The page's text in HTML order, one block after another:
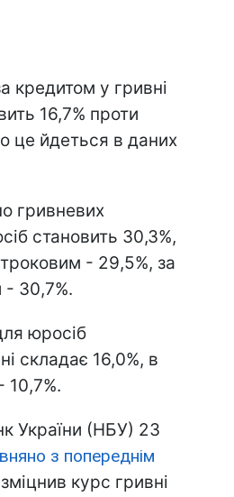
кредитом у гривні
16,7% проти
це йдеться в даних
гривневих
становить 30,3%,
- 29,5%, за
- 30,7%.
юросіб
складає 16,0%, в
10,7%.
України (НБУ) 23
з попереднім
зміцнив курс гривні